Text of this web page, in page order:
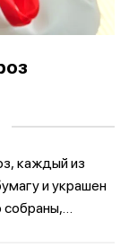
каждый из
и украшен
собраны,
идеально